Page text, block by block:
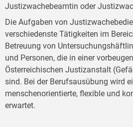
Justizwachebeamtin oder
Die Aufgaben von
verschiedenste Tätigkeiten im
Betreuung von
und Personen, die in einer
Österreichischen Justizanstalt
sind. Bei der Berufsausübung wird
menschenorientierte, flexible und
erwartet.